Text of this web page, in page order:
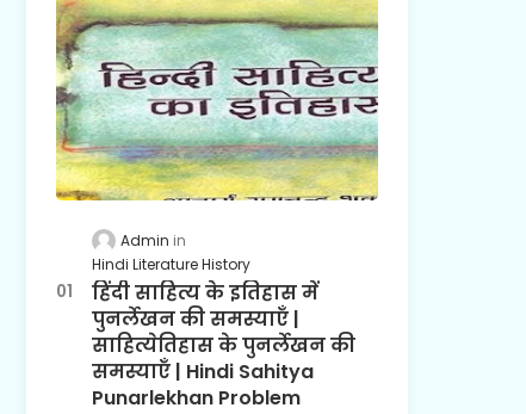
Admin
Hindi Literature History
हिंदी साहित्य के इतिहास में
पुनर्लेखन की समस्याएँ |
साहित्येतिहास के पुनर्लेखन की
समस्याएँ | Hindi Sahitya
Punarlekhan Problem